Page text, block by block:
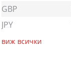
GBP
JPY
виж всички